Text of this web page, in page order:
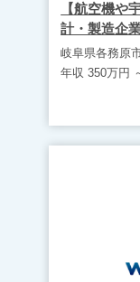
【航空機や
計・製造企
WR1954
岐阜県各務原